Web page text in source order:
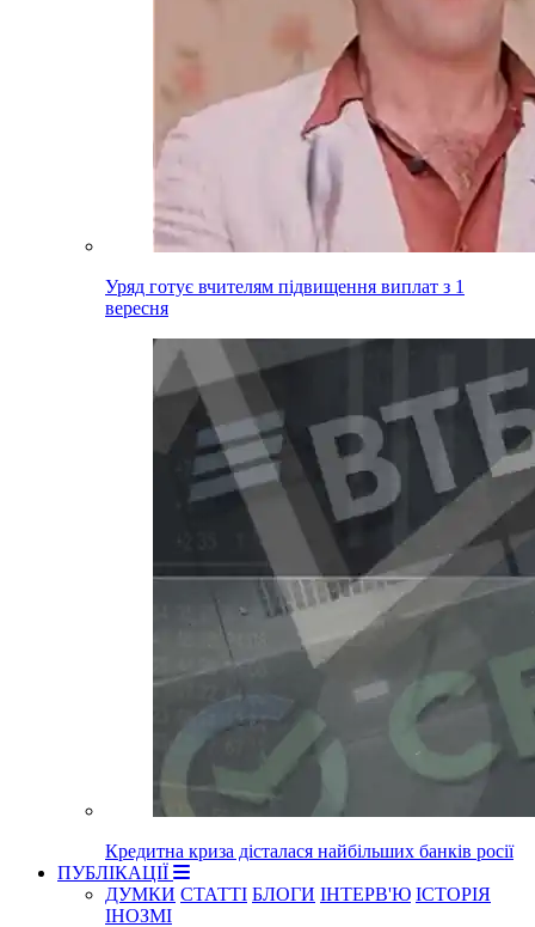
Уряд готує вчителям підвищення виплат з 1
вересня
Кредитна криза дісталася найбільших банків росії
ПУБЛІКАЦІЇ
ДУМКИ СТАТТІ БЛОГИ ІНТЕРВ'Ю ІСТОРІЯ
ІНОЗМІ